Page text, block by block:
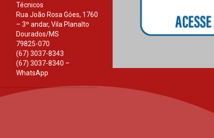
Técnicos
Rua João Rosa Góes, 1760
– 3º andar, Vila Planalto
Dourados/MS
79825-070
(67) 3037-8343
(67) 3037-8340 –
WhatsApp